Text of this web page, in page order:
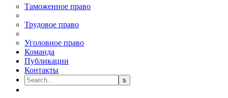
Таможенное право
Трудовое право
Уголовное право
Команда
Публикации
Контакты